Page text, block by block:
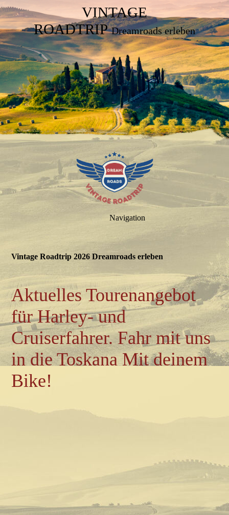
VINTAGE
ROADTRIPDreamroads erleben
Navigation
Vintage Roadtrip 2026 Dreamroads erleben
Aktuelles Tourenangebot
für Harley- und
Cruiserfahrer.Fahrmit uns
in die Toskana Mit deinem
Bike!